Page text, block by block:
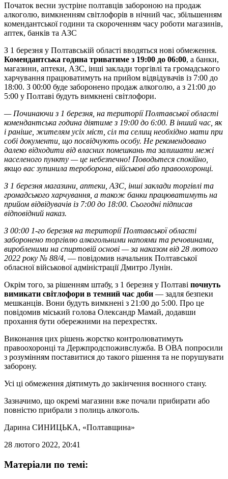
Початок весни зустріне полтавців забороною на продаж
алкоголю, вимкненням світлофорів в нічний час, збільшенням
комендантської години та скороченням часу роботи магазинів,
аптек, банків та АЗС
З 1 березня у Полтавській області вводяться нові обмеження.
Комендантська година триватиме з 19:00 до 06:00, а банки,
магазини, аптеки, АЗС, інші заклади торгівлі та громадського
харчування працюватимуть на прийом відвідувачів із 7:00 до
18:00. З 00:00 буде заборонено продаж алкоголю, а з 21:00 до
5:00 у Полтаві будуть вимкнені світлофори.
— Починаючи з 1 березня, на території Полтавської області
комендантська година діятиме з 19:00 до 6:00. В інший час, як
і раніше, жителям усіх міст, сіл та селищ необхідно мати при
собі документи, що посвідчують особу. Не рекомендовано
далеко відходити від власних помешкань та залишати межі
населеного пункту — це небезпечно! Поводьтеся спокійно,
якщо вас зупинила тероборона, військові або правоохоронці.
З 1 березня магазини, аптеки, АЗС, інші заклади торгівлі та
громадського харчування, а також банки працюватимуть на
прийом відвідувачів із 7:00 до 18:00. Сьогодні підписав
відповідний наказ.
З 00:00 1-го березня на території Полтавської області
заборонено торгівлю алкогольними напоями та речовинами,
виробленими на спиртовій основі — за наказом від 28 лютого
2022 року № 88/4, — повідомив начальник Полтавської
обласної військової адміністрації Дмитро Лунін.
Окрім того, за рішенням штабу, з 1 березня у Полтаві почнуть
вимикати світлофори в темний час доби — задля безпеки
мешканців. Вони будуть вимкнені з 21:00 до 5:00. Про це
повідомив міський голова Олександр Мамай, додавши
прохання бути обережними на перехрестях.
Виконання цих рішень жорстко контролюватимуть
правоохоронці та Держпродспоживслужба. В ОВА попросили
з розумінням поставитися до такого рішення та не порушувати
заборону.
Усі ці обмеження діятимуть до закінчення воєнного стану.
Зазначимо, що окремі магазини вже почали прибирати або
повністю прибрали з полиць алкоголь.
Дарина СИНИЦЬКА, «Полтавщина»
28 лютого 2022, 20:41
Матеріали по темі: